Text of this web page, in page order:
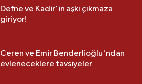
Defne ve Kadir'in aşkı çıkmaza
giriyor!
Ceren ve Emir Benderlioğlu'ndan
evleneceklere tavsiyeler